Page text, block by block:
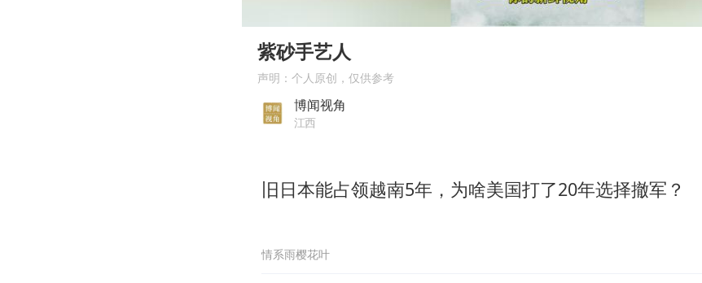
瑞众保险员工爆料公司违规行为
紫砂手艺人
声明：个人原创，仅供参考
博闻视角
江西
旧日本能占领越南5年，为啥美国打了20年选择撤军？
情系雨樱花叶